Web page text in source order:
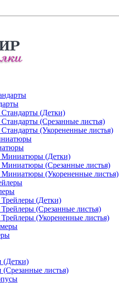
(Детки)
(Срезанные листья)
(Укорененные листья)
(Детки)
(Срезанные листья)
(Укорененные листья)
(Детки)
(Срезанные листья)
(Укорененные листья)
(Детки)
(Срезанные листья)